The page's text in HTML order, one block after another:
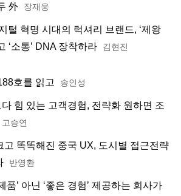
外 장재웅
털 혁명 시대의 럭셔리 브랜드, ‘제왕
‘소통’ DNA 장착하라
김현진
호를 읽고 송인성
힘 있는 고객경험, 전략화 원하면 조
고승연
고 똑똑해진 중국 UX, 도시별 접근전략
반영환
품’ 아닌 ‘좋은 경험’ 제공하는 회사가